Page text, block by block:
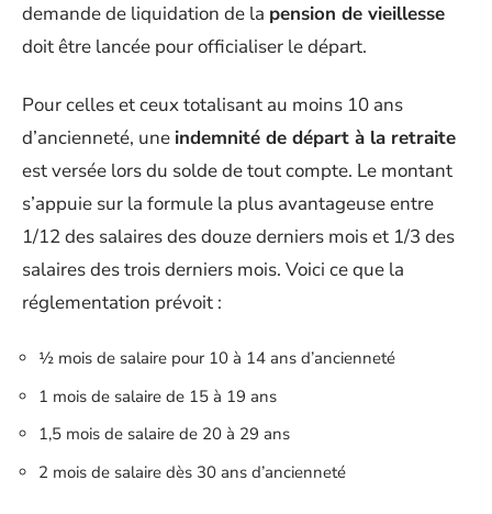
demande de liquidation de la pension de vieillesse
doit être lancée pour officialiser le départ.
Pour celles et ceux totalisant au moins 10 ans
d’ancienneté, une indemnité de départ à la retraite
est versée lors du solde de tout compte. Le montant
s’appuie sur la formule la plus avantageuse entre
1/12 des salaires des douze derniers mois et 1/3 des
salaires des trois derniers mois. Voici ce que la
réglementation prévoit :
½ mois de salaire pour 10 à 14 ans d’ancienneté
1 mois de salaire de 15 à 19 ans
1,5 mois de salaire de 20 à 29 ans
2 mois de salaire dès 30 ans d’ancienneté